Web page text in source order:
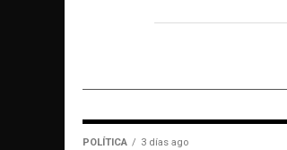
POLÍTICA 3 días ago